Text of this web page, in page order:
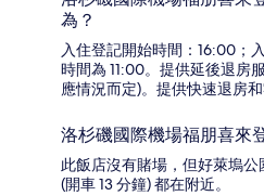
為？
入住登記開始時間：16:00；
時間為 11:00。提供延後退房
應情況而定)。提供快速退房
洛杉磯國際機場福朋喜來
此飯店沒有賭場，但好萊塢
(開車 13 分鐘) 都在附近。